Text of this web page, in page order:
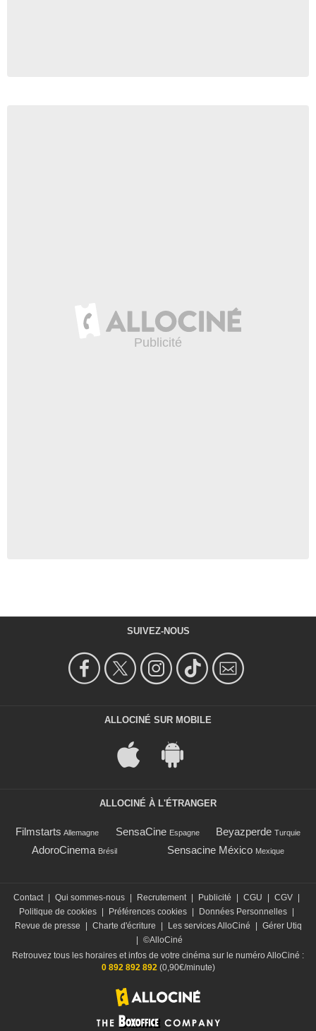
SUIVEZ-NOUS
ALLOCINÉ SUR MOBILE
ALLOCINÉ À L'ÉTRANGER
Filmstarts Allemagne SensaCine Espagne Beyazperde Turquie
AdoroCinema Brésil Sensacine México Mexique
Contact | Qui sommes-nous | Recrutement | Publicité | CGU | CGV |
Politique de cookies | Préférences cookies | Données Personnelles |
Revue de presse
| Charte d'écriture | Les services AlloCiné | Gérer Utiq
| ©AlloCiné
Retrouvez tous les horaires et infos de votre cinéma sur le numéro AlloCiné :
0 892 892 892 (0,90€/minute)